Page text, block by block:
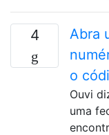
4
Abra
o
Ouvi
uma